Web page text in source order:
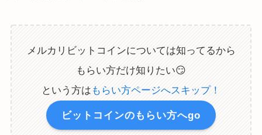
メルカリビットコインについては知ってるから
もらい方だけ知りたい😏
という方は もらい方ページへスキップ！
ビットコインのもらい方へgo